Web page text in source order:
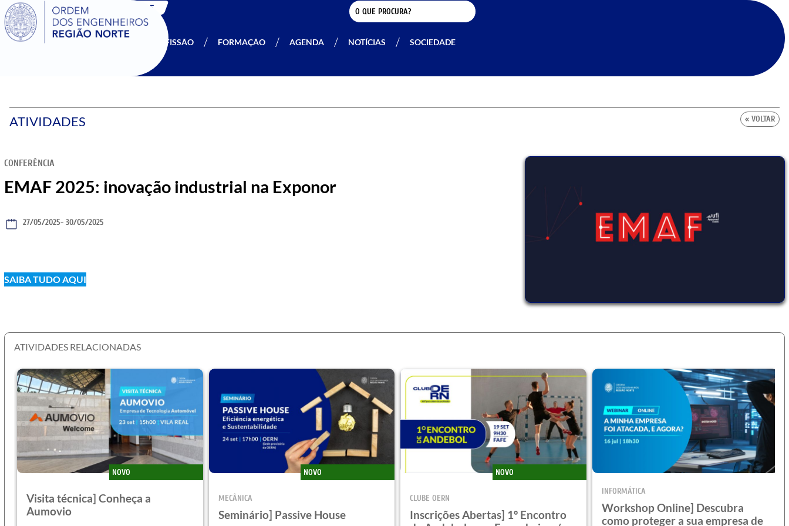
SIGOE
A OERN PROFISSÃO FORMAÇÃO AGENDA NOTÍCIAS SOCIEDADE
« VOLTAR
ATIVIDADES
CONFERÊNCIA
EMAF 2025: inovação industrial na Exponor
27/05/2025- 30/05/2025
SAIBA TUDO AQUI
ATIVIDADES RELACIONADAS
NOVO
Visita técnica] Conheça a
Aumovio
NOVO
MECÂNICA
Seminário] Passive House
NOVO
CLUBE OERN
Inscrições Abertas] 1º Encontro
INFORMÁTICA
Workshop Online] Descubra
como proteger a sua empresa de